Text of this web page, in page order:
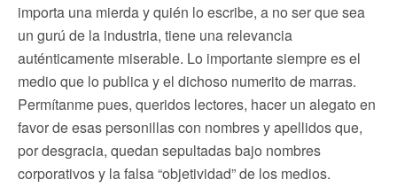
importa una mierda y quién lo escribe, a no ser que sea
un gurú de la industria, tiene una relevancia
auténticamente miserable. Lo importante siempre es el
medio que lo publica y el dichoso numerito de marras.
Permítanme pues, queridos lectores, hacer un alegato en
favor de esas personillas con nombres y apellidos que,
por desgracia, quedan sepultadas bajo nombres
corporativos y la falsa “objetividad” de los medios.